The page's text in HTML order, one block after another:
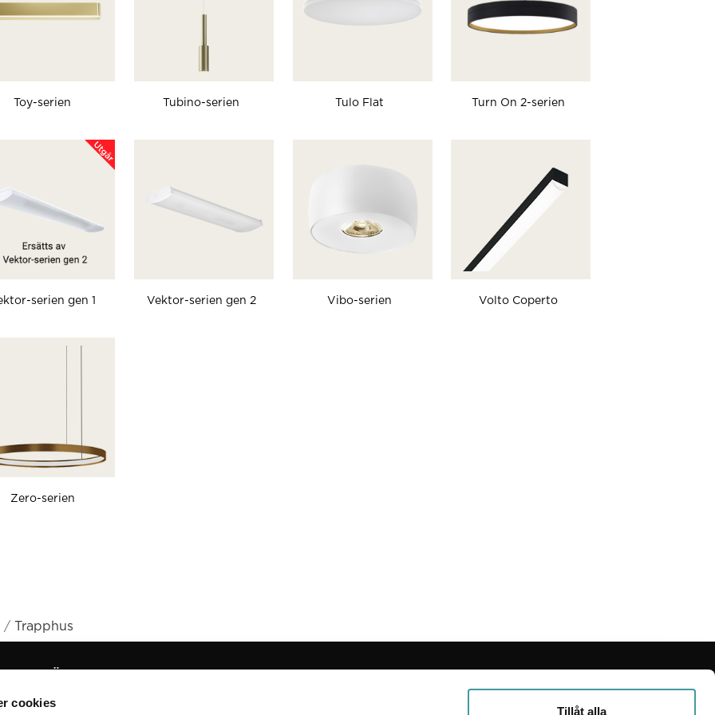
cookies
Tillåt alla
Toy-serien Tubino-serien Tulo Flat Turn On 2-serien
serien gen 1 Vektor-serien gen 2 Vibo-serien Volto Coperto
Zero-serien
Trapphus